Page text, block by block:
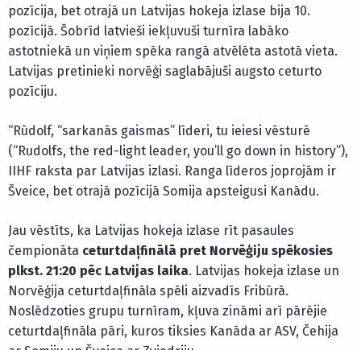
pozīcija, bet otrajā un Latvijas hokeja izlase bija 10.
pozīcijā. Šobrīd latvieši iekļuvuši turnīra labāko
astotniekā un viņiem spēka rangā atvēlēta astotā vieta.
Latvijas pretinieki norvēģi saglabājuši augsto ceturto
pozīciju.
“Rūdolf, “sarkanās gaismas” līderi, tu ieiesi vēsturē
(“Rudolfs, the red-light leader, you’ll go down in history”),
IIHF raksta par Latvijas izlasi. Ranga līderos joprojām ir
Šveice, bet otrajā pozīcijā Somija apsteigusi Kanādu.
Jau vēstīts, ka Latvijas hokeja izlase rīt pasaules
čempionāta ceturtdaļfinālā pret Norvēģiju spēkosies
plkst. 21:20 pēc Latvijas laika. Latvijas hokeja izlase un
Norvēģija ceturtdaļfināla spēli aizvadīs Fribūrā.
Noslēdzoties grupu turnīram, kļuva zināmi arī pārējie
ceturtdaļfināla pāri, kuros tiksies Kanāda ar ASV, Čehija